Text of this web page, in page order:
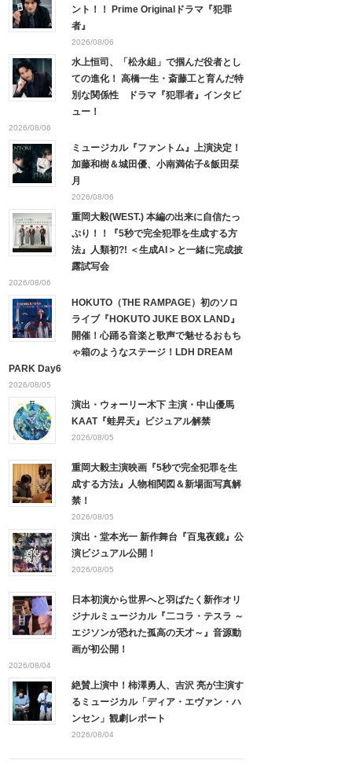
ント！！ Prime Originalドラマ『犯罪
者』
2026/08/06
水上恒司、「松永組」で掴んだ役者とし
ての進化！ 高橋一生・斎藤工と育んだ特
別な関係性 ドラマ『犯罪者』インタビ
ュー！
2026/08/06
ミュージカル『ファントム』上演決定！
加藤和樹＆城田優、小南満佑子&飯田栞
月
2026/08/06
重岡大毅(WEST.) 本編の出来に自信たっ
ぷり！！『5秒で完全犯罪を生成する方
法』人類初?! ＜生成AI＞と一緒に完成披
露試写会
2026/08/06
HOKUTO（THE RAMPAGE）初のソロ
ライブ『HOKUTO JUKE BOX LAND』
開催！心踊る音楽と歌声で魅せるおもち
ゃ箱のようなステージ！LDH DREAM
PARK Day6
2026/08/05
演出・ウォーリー木下 主演・中山優馬
KAAT『蛙昇天』ビジュアル解禁
2026/08/05
重岡大毅主演映画『5秒で完全犯罪を生
成する方法』人物相関図＆新場面写真解
禁！
2026/08/05
演出・堂本光一 新作舞台『百鬼夜鏡』公
演ビジュアル公開！
2026/08/05
日本初演から世界へと羽ばたく新作オリ
ジナルミュージカル『二コラ・テスラ ～
エジソンが恐れた孤高の天才～』音源動
画が初公開！
2026/08/04
絶賛上演中！柿澤勇人、吉沢 亮が主演す
るミュージカル「ディア・エヴァン・ハ
ンセン」観劇レポート
2026/08/04